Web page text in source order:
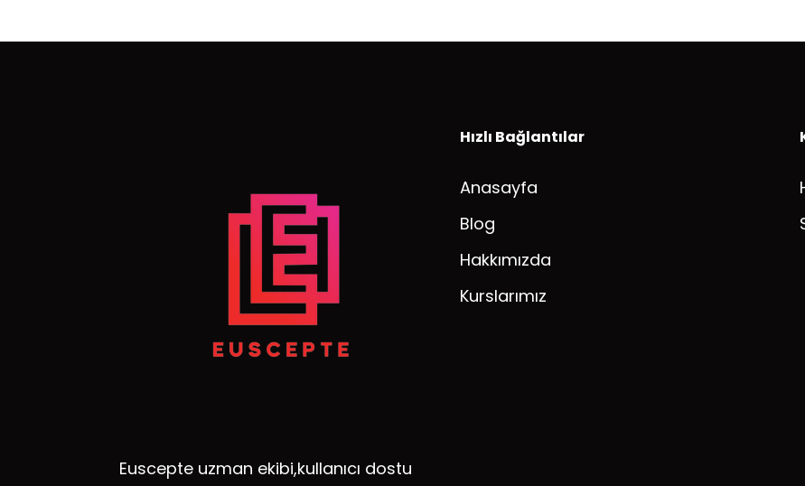
Euscepte uzman ekibi,kullanıcı dostu
Hızlı Bağlantılar
Anasayfa
Blog
Hakkımızda
Kurslarımız